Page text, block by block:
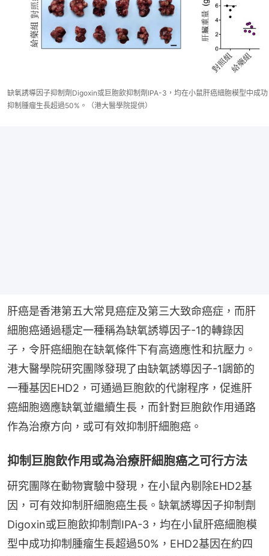
缺氧誘導因子抑制劑Digoxin或巨胞飲抑制劑IPA-3，均在小鼠肝癌細胞模型中成功
抑制腫瘤生長超過50%。（港大醫學院提供）
肝癌是香港第五大常見癌症及第三大致命癌症，而肝
細胞癌通過穩定一種稱為缺氧誘導因子-1的轉錄因
子，令肝癌細胞在缺氧條件下有高適應性和抗壓力。
港大醫學院研究團隊發現了由缺氧誘導因子-1調節的
一種基因EHD2，可通過巨胞飲的代謝程序，促進肝
癌細胞適應缺氧並繼續生長，而針對巨胞飲作用通路
作為治療方向，或可有效抑制肝細胞癌。
抑制巨胞飲作用或為治療肝細胞癌之可行方法
研究團隊在動物實驗中發現，在小鼠內剔除EHD2基
因，可有效抑制肝細胞癌生長。缺氧誘導因子抑制劑
Digoxin或巨胞飲抑制劑IPA-3，均在小鼠肝癌細胞模
型中成功抑制腫瘤生長超過50%，EHD2基因在約四